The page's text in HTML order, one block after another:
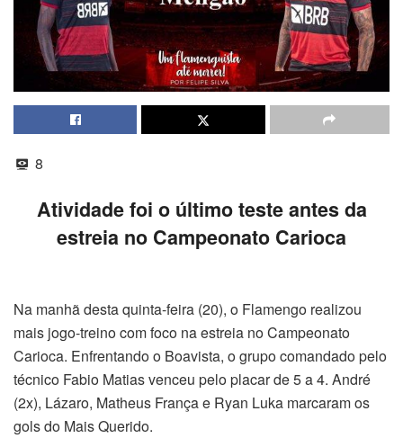
8
Atividade foi o último teste antes da
estreia no Campeonato Carioca
Na manhã desta quinta-feira (20), o Flamengo realizou
mais jogo-treino com foco na estreia no Campeonato
Carioca. Enfrentando o Boavista, o grupo comandado pelo
técnico Fabio Matias venceu pelo placar de 5 a 4. André
(2x), Lázaro, Matheus França e Ryan Luka marcaram os
gols do Mais Querido.